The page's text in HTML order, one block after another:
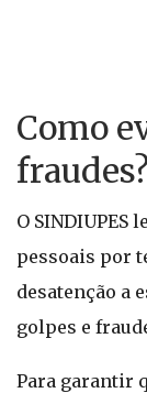
Como
fraudes?
O SINDIUPES
pessoais por
desatenção a
golpes e
Para garantir